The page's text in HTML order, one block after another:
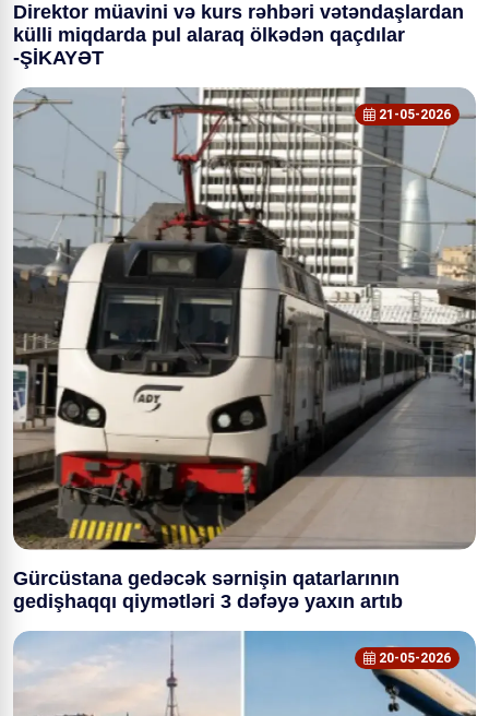
Direktor müavini və kurs rəhbəri vətəndaşlardan
külli miqdarda pul alaraq ölkədən qaçdılar
-ŞİKAYƏT
21-05-2026
Gürcüstana gedəcək sərnişin qatarlarının
gedişhaqqı qiymətləri 3 dəfəyə yaxın artıb
20-05-2026